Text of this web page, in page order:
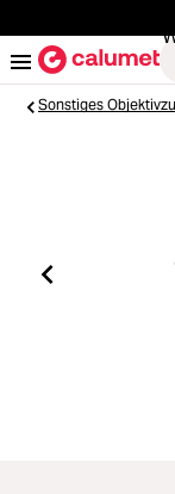
Loading...
Video
Sonstiges